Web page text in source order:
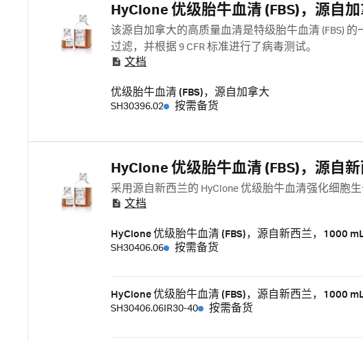
HyClone 优级胎牛血清 (FBS)，源自
该源自加拿大的高质量血清是特级胎牛血清 (FBS)
过滤，并根据 9 CFR 标准进行了病毒测试。
文档
优级胎牛血清 (FBS)，源自加拿大
SH30396.02
按需备货
HyClone 优级胎牛血清 (FBS)，源自
采用源自新西兰的 HyClone 优级胎牛血清强化细胞生
文档
HyClone 优级胎牛血清 (FBS)，源自新西兰，1000
SH30406.06
按需备货
HyClone 优级胎牛血清 (FBS)，源自新西兰，1000
SH30406.06IR30-40
按需备货